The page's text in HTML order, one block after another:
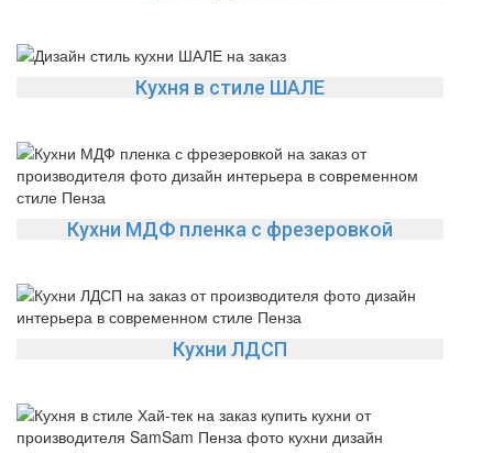
Кухня в стиле ШАЛЕ
Кухни МДФ пленка с фрезеровкой
Кухни ЛДСП